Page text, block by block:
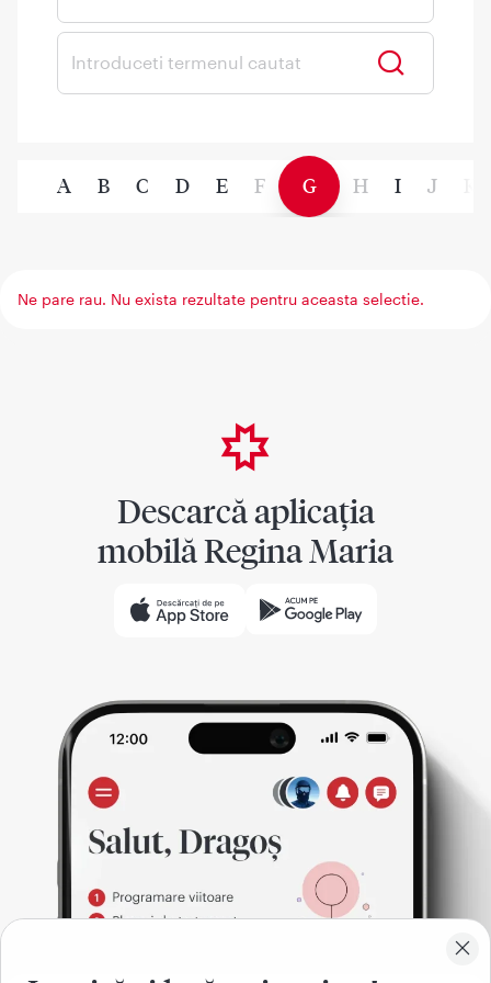
A B C D E F G H I J
Ne pare rau. Nu exista rezultate pentru aceasta selectie.
Descarcă aplicația
mobilă Regina Maria